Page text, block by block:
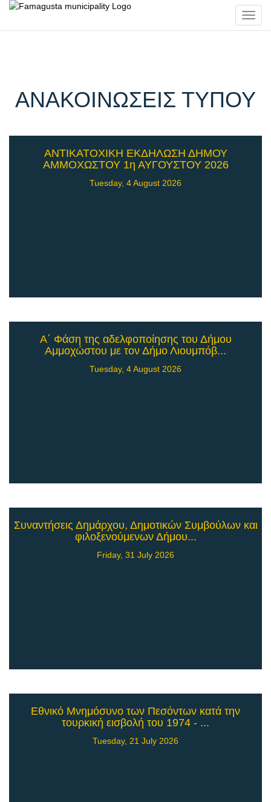
ΑΝΑΚΟΙΝΩΣΕΙΣ ΤΥΠΟΥ
ΑΝΤΙΚΑΤΟΧΙΚΗ ΕΚΔΗΛΩΣΗ ΔΗΜΟΥ
ΑΜΜΟΧΩΣΤΟΥ 1η ΑΥΓΟΥΣΤΟΥ 2026
Tuesday, 4 August 2026
Α΄ Φάση της αδελφοποίησης του Δήμου
Αμμοχώστου με τον Δήμο Λιουμπόβ...
Tuesday, 4 August 2026
Συναντήσεις Δημάρχου, Δημοτικών Συμβούλων και
φιλοξενούμενων Δήμου...
Friday, 31 July 2026
Εθνικό Μνημόσυνο των Πεσόντων κατά την
τουρκική εισβολή του 1974 - ...
Tuesday, 21 July 2026